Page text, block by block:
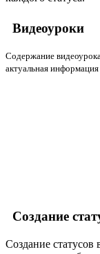
Видеоуроки
Содержание
актуальная
Создание
Создание статусов